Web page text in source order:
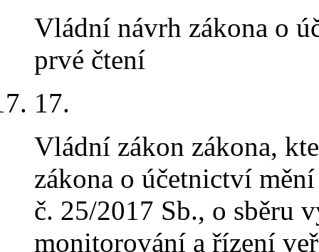
Vládní návrh zákona o
prvé čtení
17.
Vládní zákon zákona,
zákona o účetnictví
č. 25/2017 Sb., o sběru
monitorování a řízení